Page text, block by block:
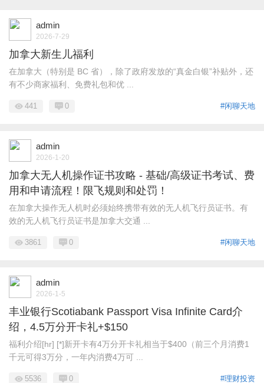
admin
2026-7-29
加拿大新生儿福利
在加拿大（特别是 BC 省），除了政府发放的“真金白银”补贴外，还
有不少商家福利、免费礼包和优 ...
#闲聊天地
441 0
admin
2026-1-20
加拿大无人机操作证书攻略 - 基础/高级证书考试、费
用和申请流程！限飞规则和处罚！
在加拿大操作无人机时必须始终携带有效的无人机飞行员证书。有
效的无人机飞行员证书是加拿大交通 ...
#闲聊天地
3861 0
admin
2026-1-5
丰业银行Scotiabank Passport Visa Infinite Card介
绍，4.5万分开卡礼+$150
福利介绍[hr] [*]新开卡有4万分开卡礼相当于$400（前三个月消费1
千元可得3万分，一年内消费4万可 ...
#理财投资
5536 0